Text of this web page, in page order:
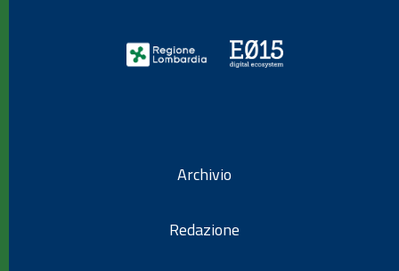
Archivio
Redazione